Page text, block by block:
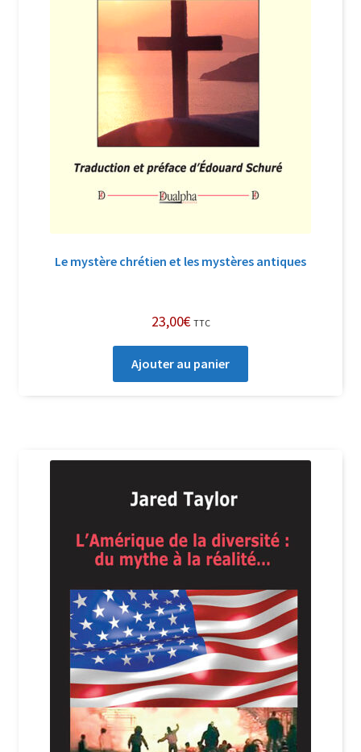
Le mystère chrétien et les mystères antiques
23,00€ TTC
Ajouter au panier